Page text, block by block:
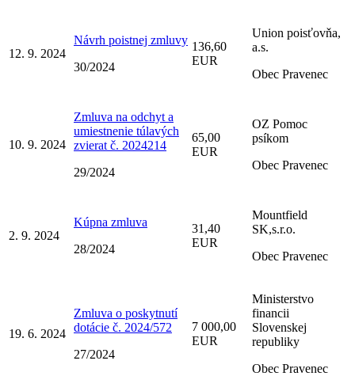
12. 9. 2024
Návrh poistnej zmluvy
30/2024
136,60
EUR
Union poisťovňa,
a.s.
Obec Pravenec
10. 9. 2024
Zmluva na odchyt a
umiestnenie túlavých
zvierat č. 2024214
29/2024
65,00
EUR
OZ Pomoc
psíkom
Obec Pravenec
2. 9. 2024
Kúpna zmluva
28/2024
31,40
EUR
Mountfield
SK,s.r.o.
Obec Pravenec
19. 6. 2024
Zmluva o poskytnutí
dotácie č. 2024/572
27/2024
7 000,00
EUR
Ministerstvo
financii
Slovenskej
republiky
Obec Pravenec